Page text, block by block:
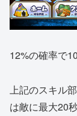
12%の確率で
上記のスキル
は敵に最大20